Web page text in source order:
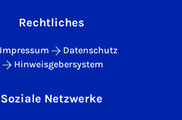
Rechtliches
Impressum
Datenschutz
Hinweisgebersystem
Soziale Netzwerke